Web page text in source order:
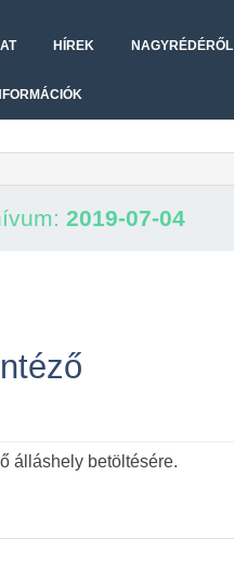
HÍREK NAGYRÉDÉRŐL
2019-07-04
álláshely betöltésére.